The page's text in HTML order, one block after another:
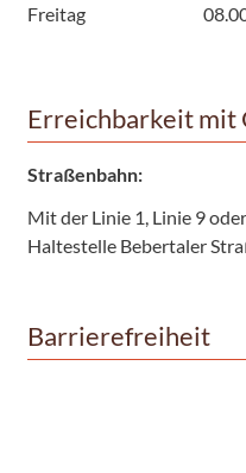
Freitag
Erreichbarkeit mit
Straßenbahn:
Mit der Linie 1, Linie 9
Haltestelle Bebertaler
Barrierefreiheit